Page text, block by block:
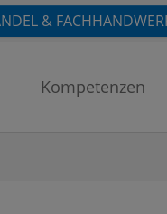
&
Kompetenzen